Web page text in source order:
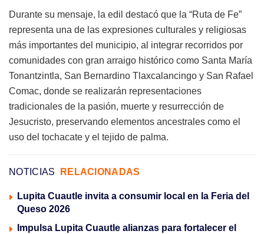
Durante su mensaje, la edil destacó que la “Ruta de Fe”
representa una de las expresiones culturales y religiosas
más importantes del municipio, al integrar recorridos por
comunidades con gran arraigo histórico como Santa María
Tonantzintla, San Bernardino Tlaxcalancingo y San Rafael
Comac, donde se realizarán representaciones
tradicionales de la pasión, muerte y resurrección de
Jesucristo, preservando elementos ancestrales como el
uso del tochacate y el tejido de palma.
NOTICIAS RELACIONADAS
Lupita Cuautle invita a consumir local en la Feria del
Queso 2026
Impulsa Lupita Cuautle alianzas para fortalecer el